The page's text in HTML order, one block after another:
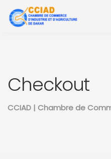
Checkout